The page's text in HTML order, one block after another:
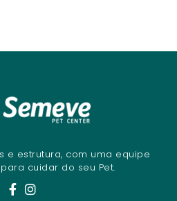
e estrutura, com uma equipe
cuidar do seu Pet.